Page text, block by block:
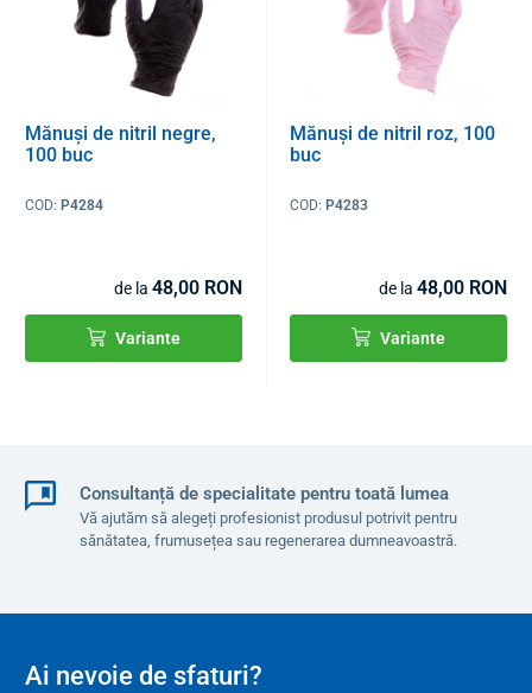
Mănuși de nitril negre,
100 buc
COD: P4284
de la 48,00 RON
Variante
Mănuși de nitril roz, 100
buc
COD:P4283
de la 48,00 RON
Variante
Consultanță de specialitate pentru toată lumea
Vă ajutăm să alegeți profesionist produsul potrivit pentru
sănătatea, frumusețea sau regenerarea dumneavoastră.
Ai nevoie de sfaturi?